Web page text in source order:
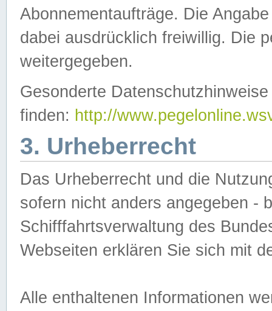
Abonnementaufträge. Die
dabei ausdrücklich freiwillig. Die
weitergegeben.
Gesonderte
finden: http://
3. Urheberrecht
Das Urheberrecht und die
sofern nicht anders angegeben -
Schifffahrtsverwaltung des
Webseiten erklären Sie sich mit
Alle enthaltenen Informationen